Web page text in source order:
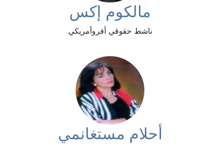
مالكوم إكس
ناشط حقوقي أفروأمريكي
أحلام مستغانمي